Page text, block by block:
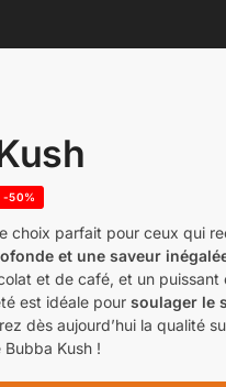
-50%
choix parfait pour ceux qui
et une saveur
et de café, et un puissant
est idéale pour soulager le
dès aujourd’hui la qualité
Kush !